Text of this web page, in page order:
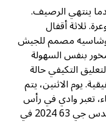
ينتهي الرصيف.
ثلاثة أقفال
وشاسيه مصمم للجيش
بنفس السهولة
التكيفي حالة
يوم الاثنين، يتم
تعبر وادي في رأس
الخيمة. لهذا السبب تستأجر سيارة مرسيدس جي 63 2024 في